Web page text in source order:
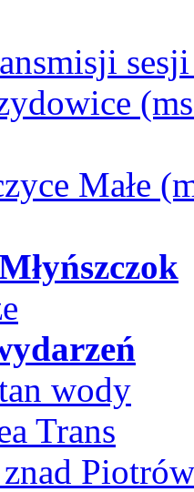
Małe
wody
Trans